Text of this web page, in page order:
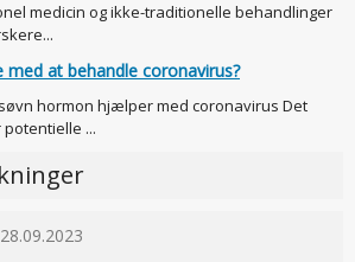
medicin og ikke-traditionelle behandlinger
at behandle coronavirus?
hormon hjælper med coronavirus Det
...
28.09.2023